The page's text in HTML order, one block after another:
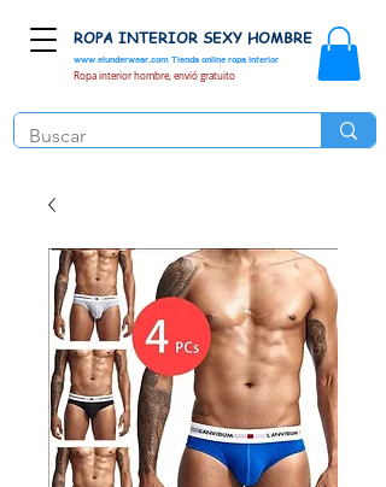
www.elunderwear.com Tienda online ropa interior
ROPA INTERIOR SEXY HOMBRE
Ropa interior hombre, envió gratuito